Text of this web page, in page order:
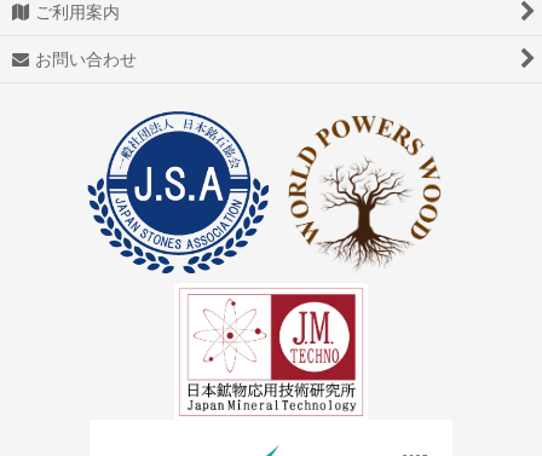
アゼツライト
アフガナイト
アップルグリーンファントム
アベンチュリン
ご利用案内
お問い合わせ